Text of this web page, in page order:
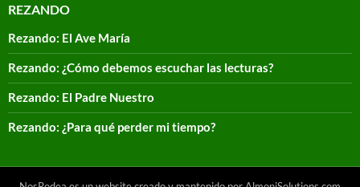
REZANDO
Rezando: El Ave María
Rezando: ¿Cómo debemos escuchar las lecturas?
Rezando: El Padre Nuestro
Rezando: ¿Para qué perder mi tiempo?